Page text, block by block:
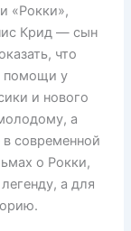
«Рокки»,
Крид — сын
что
помощи у
и нового
а
современной
о Рокки,
а для